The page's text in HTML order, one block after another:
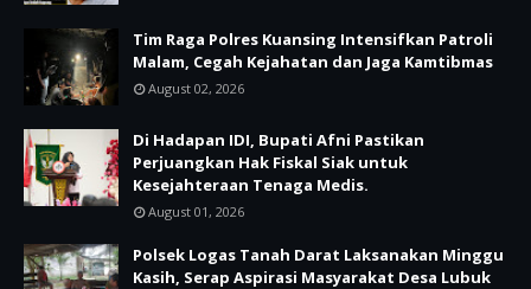
Tim Raga Polres Kuansing Intensifkan Patroli
Malam, Cegah Kejahatan dan Jaga Kamtibmas
August 02, 2026
Di Hadapan IDI, Bupati Afni Pastikan
Perjuangkan Hak Fiskal Siak untuk
Kesejahteraan Tenaga Medis.
August 01, 2026
Polsek Logas Tanah Darat Laksanakan Minggu
Kasih, Serap Aspirasi Masyarakat Desa Lubuk